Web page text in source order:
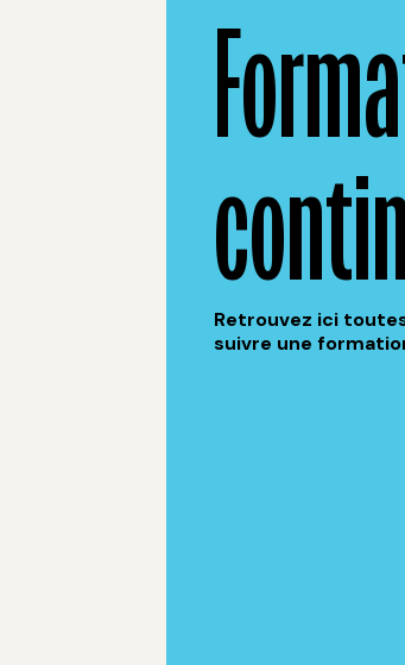
Retrouvez ici
suivre une